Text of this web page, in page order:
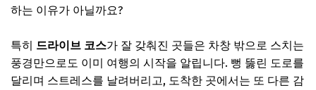
🎧 당신의 시간, 어떤 음악이 필요한가요?
바다 감성 물씬, 서해안 드라이브 & 영종도/을왕리
시원한 바닷바람 맞으며 떠나는 여행
하는 이유가 아닐까요?
특히 드라이브 코스가 잘 갖춰진 곳들은 차창 밖으로 스치는
풍경만으로도 이미 여행의 시작을 알립니다. 뻥 뚫린 도로를
달리며 스트레스를 날려버리고, 도착한 곳에서는 또 다른 감